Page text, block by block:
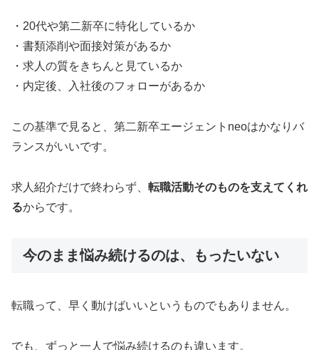
・20代や第二新卒に特化しているか
・書類添削や面接対策があるか
・求人の質をきちんと見ているか
・内定後、入社後のフォローがあるか
この基準で見ると、第二新卒エージェントneoはかなりバ
ランスがいいです。
求人紹介だけで終わらず、 転職活動そのものを支えてくれ
るからです。
今のまま悩み続けるのは、もったいない
転職って、早く動けばいいというものでもありません。
でも、ずっと一人で悩み続けるのも違います。